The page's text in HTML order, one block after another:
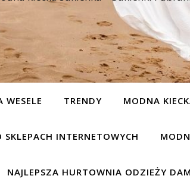
WESELE TRENDY MODNA
INTERNETOWYCH
NAJLEPSZA HURTOWNIA ODZIEŻY